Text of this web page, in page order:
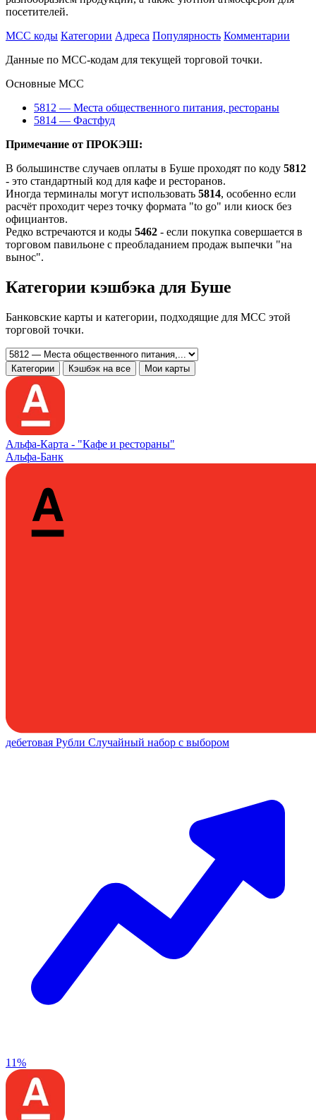
посетителей.
MCC коды Категории Адреса Популярность Комментарии
Данные по MCC-кодам для текущей торговой точки.
Основные MCC
5812 — Места общественного питания, рестораны
5814 — Фастфуд
Примечание от ПРОКЭШ:
В большинстве случаев оплаты в Буше проходят по коду 5812
- это стандартный код для кафе и ресторанов.
Иногда терминалы могут использовать 5814, особенно если
расчёт проходит через точку формата "to go" или киоск без
официантов.
Редко встречаются и коды 5462 - если покупка совершается в
торговом павильоне с преобладанием продаж выпечки "на
вынос".
Категории кэшбэка для Буше
Банковские карты и категории, подходящие для MCC этой
торговой точки.
Категории Кэшбэк на все Мои карты
Альфа‑Карта - "Кафе и рестораны"
Альфа-Банк
дебетовая Рубли Случайный набор с выбором
11%